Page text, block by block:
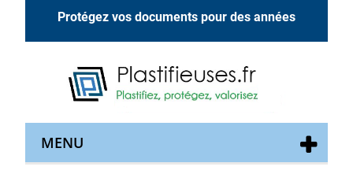
Protégez vos documents pour des années
MENU